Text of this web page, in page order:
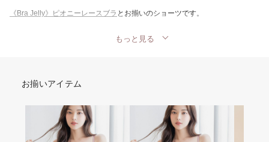
《Bra Jelly》ピオニーレースブラ とお揃いのショーツです。
もっと見る
お揃いアイテム